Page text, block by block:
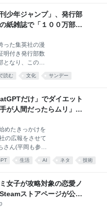
分以上が反対だ
、飲食料品の消
1％に引き下げ
で反発も広がっ
の減税に反対論
成65人、反対9
税減税は、急転
少年ジャンプ」、発行部
紙雑誌で「１００万部
った集英社の漫
明付き発行部数
となり、この方
、初めて１００
した
読む 文化 サンデー
だけ」でダイエット
が人間だったらムリ」な
めたきっかけを
の広報をさせて
さん(平岡も参加
メンバー)に勧め
を使うの、平岡
たことは全部や
生成AIを触った
だから最初は半
生活 AI ネタ 技術
女子が攻略対象の恋愛ノ
ストアページが公
ー？＾＾」暗黒微笑の夢